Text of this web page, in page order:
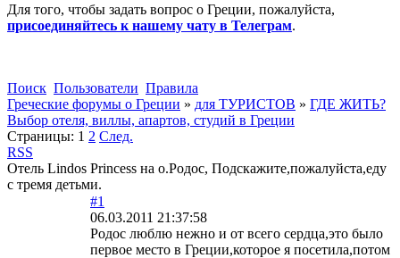
Для того, чтобы задать вопрос о Греции, пожалуйста,
присоединяйтесь к нашему чату в Телеграм.
Поиск Пользователи Правила
Греческие форумы о Греции » для ТУРИСТОВ » ГДЕ ЖИТЬ?
Выбор отеля, виллы, апартов, студий в Греции
Страницы: 1 2 След.
RSS
Отель Lindos Princess на о.Родос, Подскажите,пожалуйста,еду
с тремя детьми.
#1
06.03.2011 21:37:58
Родос люблю нежно и от всего сердца,это было
первое место в Греции,которое я посетила,потом